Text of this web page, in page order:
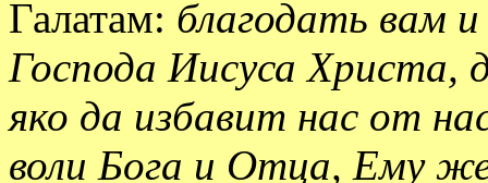
Галатам: благодать вам
Господа Иисуса Христа,
яко да избавит нас от
воли Бога и Отца, Ему же